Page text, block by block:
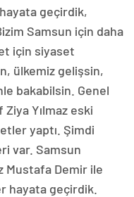
geçirdik,
Samsun için daha
için siyaset
ülkemiz gelişsin,
bakabilsin. Genel
Ziya Yılmaz eski
yaptı. Şimdi
var. Samsun
Mustafa Demir ile
hayata geçirdik.